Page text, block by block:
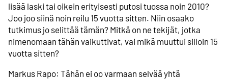
lisää laski tai oikein erityisesti putosi tuossa noin 2010?
Joo joo siinä noin reilu 15 vuotta sitten. Niin osaako
tutkimus jo selittää tämän? Mitkä on ne tekijät, jotka
nimenomaan tähän vaikuttivat, vai mikä muuttui silloin 15
vuotta sitten?
Markus Rapo: Tähän ei oo varmaan selvää yhtä